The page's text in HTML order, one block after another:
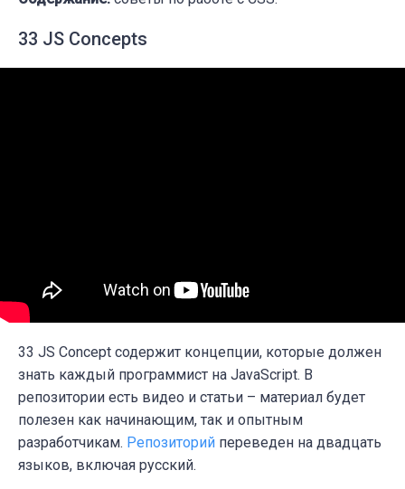
33 JS Concepts
33 JS Concept содержит концепции, которые должен
знать каждый программист на JavaScript. В
репозитории есть видео и статьи – материал будет
полезен как начинающим, так и опытным
разработчикам. Репозиторий переведен на двадцать
языков, включая русский.